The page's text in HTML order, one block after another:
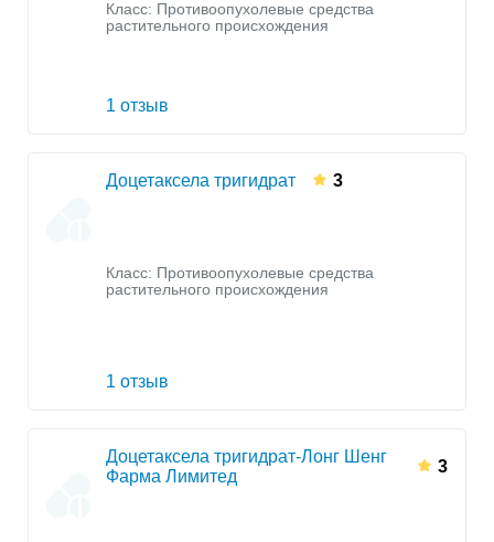
Класс: Противоопухолевые средства
растительного происхождения
1 отзыв
Доцетаксела тригидрат 3
Класс: Противоопухолевые средства
растительного происхождения
1 отзыв
Доцетаксела тригидрат-Лонг Шенг
Фарма Лимитед
3